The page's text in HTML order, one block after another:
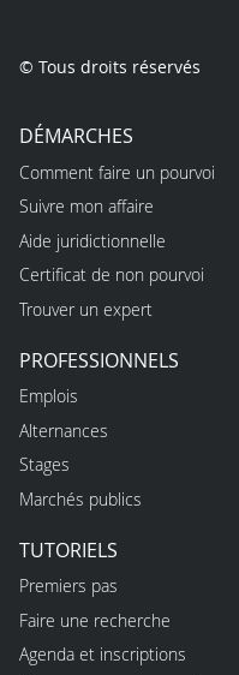
© Tous droits réservés
DÉMARCHES
Comment faire un pourvoi
Suivre mon affaire
Aide juridictionnelle
Certificat de non pourvoi
Trouver un expert
PROFESSIONNELS
Emplois
Alternances
Stages
Marchés publics
TUTORIELS
Premiers pas
Faire une recherche
Agenda et inscriptions